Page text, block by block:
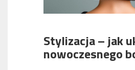
Stylizacja – jak
nowoczesnego